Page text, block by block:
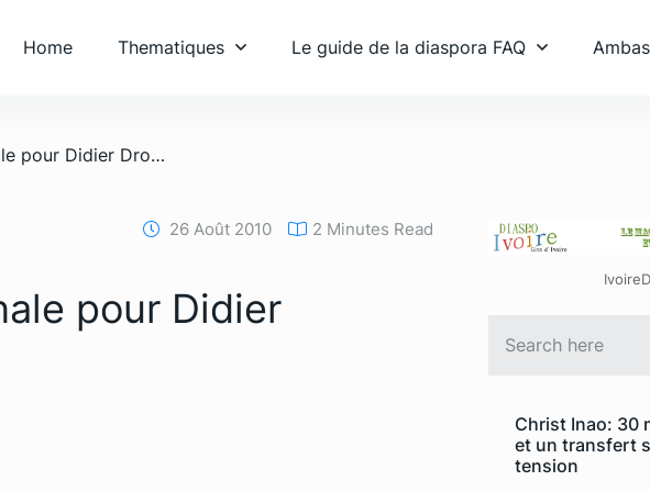
Home Thematiques Le guide de la diaspora FAQ
/ Retraite internationale pour Didier Drogba?
26 Août 2010 2 Minutes Read
pour Didier
Christ Inao: 30
et un transfert
tension